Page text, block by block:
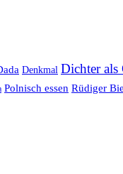
Denkmal Dichter als
Polnisch essen Rüdiger